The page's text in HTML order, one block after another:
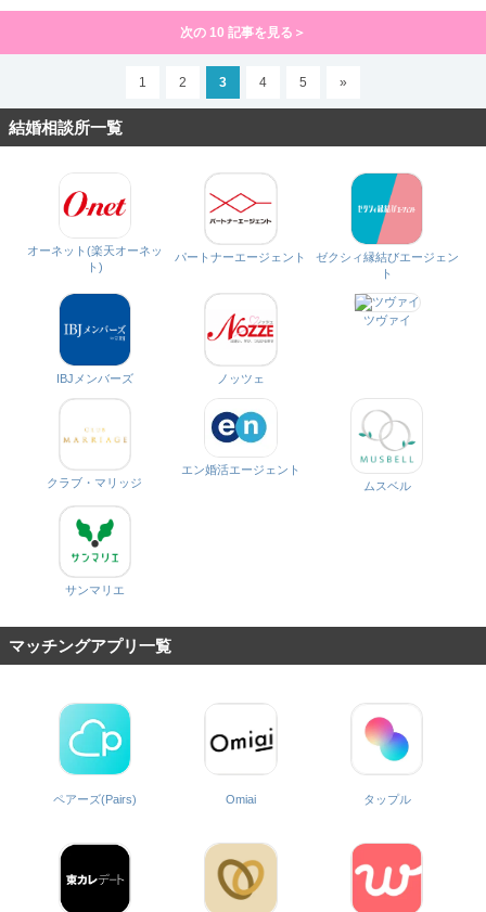
次の 10 記事を見る＞
1 2 3 4 5 »
結婚相談所一覧
オーネット(楽天オーネッ
ト)
パートナーエージェント
ゼクシィ縁結びエージェン
ト
IBJメンバーズ ノッツェ
ツヴァイ
クラブ・マリッジ
エン婚活エージェント
ムスベル
サンマリエ
マッチングアプリ一覧
ペアーズ(Pairs) Omiai タップル